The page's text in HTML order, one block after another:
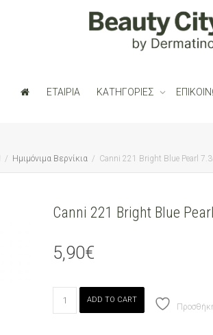
ΕΤΑΙΡΙΑ ΚΑΤΗΓΟΡΙΕΣ
Ημιμόνιμα Βερνίκια Canni 221 Bright Blue Pearl
Canni 221 Bright Blue
5,90€
221
ADD TO CART